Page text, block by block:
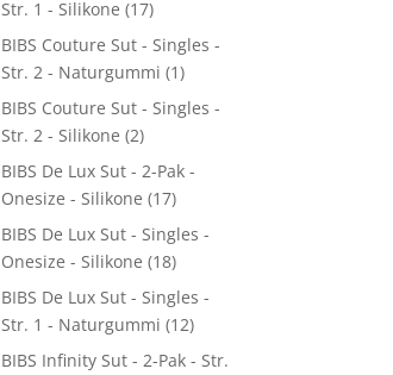
Str. 1 - Silikone (17)
BIBS Couture Sut - Singles -
Str. 2 - Naturgummi (1)
BIBS Couture Sut - Singles -
Str. 2 - Silikone (2)
BIBS De Lux Sut - 2-Pak -
Onesize - Silikone (17)
BIBS De Lux Sut - Singles -
Onesize - Silikone (18)
BIBS De Lux Sut - Singles -
Str. 1 - Naturgummi (12)
BIBS Infinity Sut - 2-Pak - Str.